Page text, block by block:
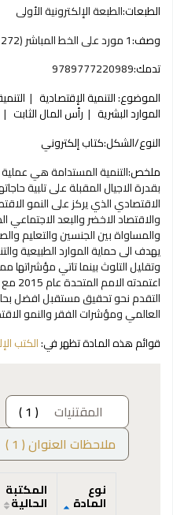
الطبعات:الطبعة الإلكترونية الأولى
وصف:1 مورد على الخط المباشر (272 صفحة)
تدمك:9789777220989
الموضوع:التنمية الإقتصادية
الموارد البشرية رأس المال الثابت
النوع/الشكل:كتاب إلكتروني
ملخص:التنمية المستدامة هي
بقدرة الاجيال المقبلة على تلبية
الاقتصادي الذي يركز على النمو
والاقتصاد الاخضر والبعد الاجتماعي
والمساواة بين الجنسين والتعليم
يهدف الى حماية الموارد الطبيعية
العالمي ومؤشرات الفقر والنمو
قوائم هذه المادة تظهر في:الكتب
المقتنيات
( 1 )
ملاحظات العنوان ( 1 )
نوع
المادة
المكتبة
الحالية